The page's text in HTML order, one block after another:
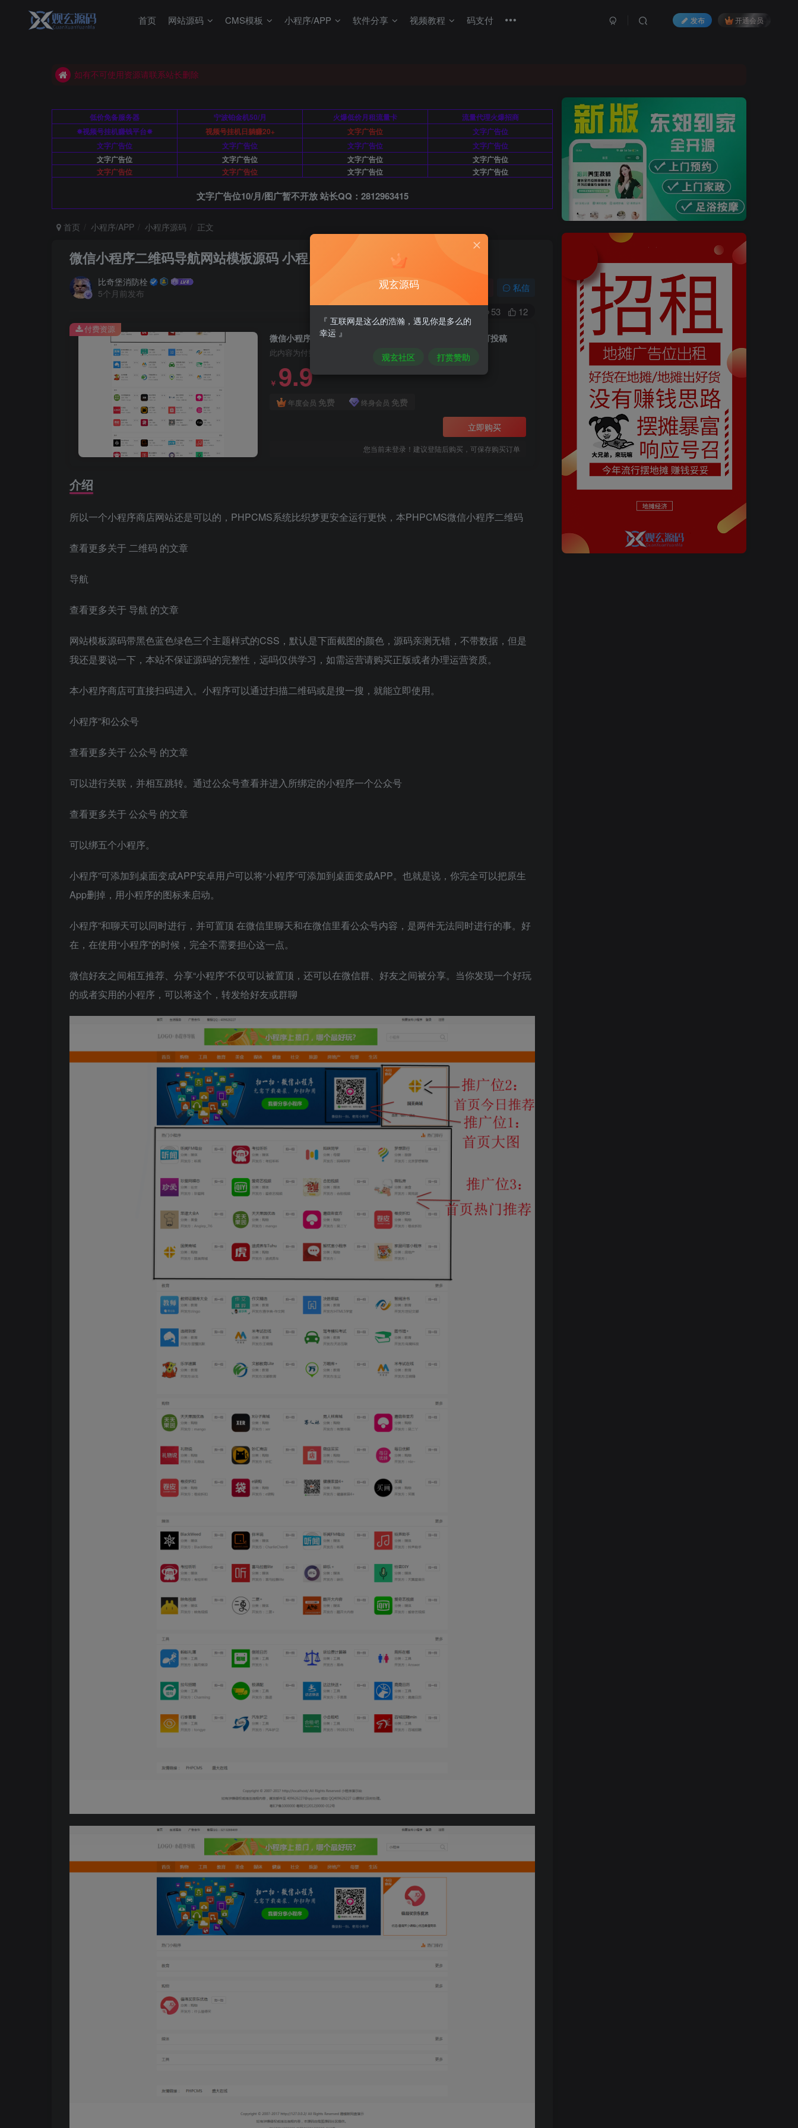
首页 网站源码 CMS模板 小程序/APP 软件分享 视频教程 码支付 发布 开通会员
如有不可使用资源请联系站长删除
低价免备服务器 宁波铂金机50/月 火爆低价月租流量卡
流量代理火爆招商
✸视频号挂机赚钱平台✸
视频号挂机日躺赚20+ 文字广告位
文字广告位
文字广告位
文字广告位 文字广告位
文字广告位
文字广告位
文字广告位 文字广告位
文字广告位
文字广告位
文字广告位 文字广告位 文字广告位
文字广告位10/月/图广暂不开放 站长QQ：2812963415
首页 小程序/APP 小程序源码 正文
微信小程序二维码导航网站模板源码 小程序商店系统源码 可投稿
比奇堡消防栓
5个月前发布
私信
53 12
微信小程序二维码导航网站模板源码 小程序商店系统源码 可投稿
此内容为付费资源，请付费后查看
￥ 9.9
年度会员 免费 终身会员 免费
立即购买
您当前未登录！建议登陆后购买，可保存购买订单
付费资源
介绍
所以一个小程序商店网站还是可以的，PHPCMS系统比织梦更安全运行更快，本PHPCMS微信小程序二维码
查看更多关于 二维码 的文章
导航
查看更多关于 导航 的文章
网站模板源码带黑色蓝色绿色三个主题样式的CSS，默认是下面截图的颜色，源码亲测无错，不带数据，但是
我还是要说一下，本站不保证源码的完整性，远吗仅供学习，如需运营请购买正版或者办理运营资质。
本小程序商店可直接扫码进入。小程序可以通过扫描二维码或是搜一搜，就能立即使用。
小程序”和公众号
查看更多关于 公众号 的文章
可以进行关联，并相互跳转。通过公众号查看并进入所绑定的小程序一个公众号
查看更多关于 公众号 的文章
可以绑五个小程序。
小程序”可添加到桌面变成APP安卓用户可以将“小程序”可添加到桌面变成APP。也就是说，你完全可以把原生
App删掉，用小程序的图标来启动。
小程序”和聊天可以同时进行，并可置顶 在微信里聊天和在微信里看公众号内容，是两件无法同时进行的事。好
在，在使用“小程序”的时候，完全不需要担心这一点。
微信好友之间相互推荐、分享“小程序”不仅可以被置顶，还可以在微信群、好友之间被分享。当你发现一个好玩
的或者实用的小程序，可以将这个，转发给好友或群聊
观玄源码
『 互联网是这么的浩瀚，遇见你是多么的
幸运 』
观玄社区 打赏赞助